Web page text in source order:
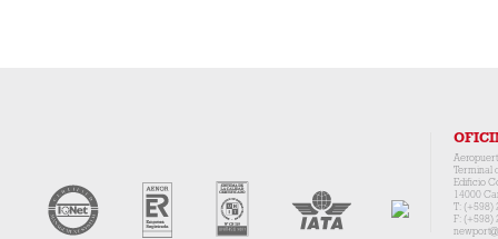
Terminal
Edificio
14000
T: (+598)
F: (+598)